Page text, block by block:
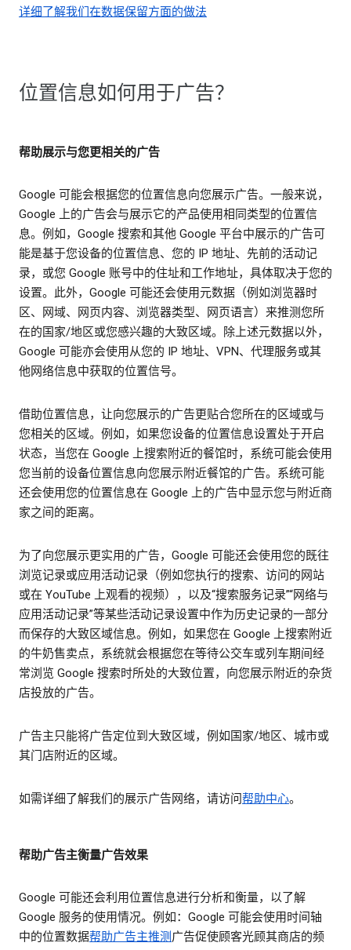
详细了解我们在数据保留方面的做法
位置信息如何用于广告？
帮助展示与您更相关的广告
Google 可能会根据您的位置信息向您展示广告。一般来说，
Google 上的广告会与展示它的产品使用相同类型的位置信
息。例如，Google 搜索和其他 Google 平台中展示的广告可
能是基于您设备的位置信息、您的 IP 地址、先前的活动记
录，或您 Google 账号中的住址和工作地址，具体取决于您的
设置。此外，Google 可能还会使用元数据（例如浏览器时
区、网域、网页内容、浏览器类型、网页语言）来推测您所
在的国家/地区或您感兴趣的大致区域。除上述元数据以外，
Google 可能亦会使用从您的 IP 地址、VPN、代理服务或其
他网络信息中获取的位置信号。
借助位置信息，让向您展示的广告更贴合您所在的区域或与
您相关的区域。例如，如果您设备的位置信息设置处于开启
状态，当您在 Google 上搜索附近的餐馆时，系统可能会使用
您当前的设备位置信息向您展示附近餐馆的广告。系统可能
还会使用您的位置信息在 Google 上的广告中显示您与附近商
家之间的距离。
为了向您展示更实用的广告，Google 可能还会使用您的既往
浏览记录或应用活动记录（例如您执行的搜索、访问的网站
或在 YouTube 上观看的视频），以及“搜索服务记录”“网络与
应用活动记录”等某些活动记录设置中作为历史记录的一部分
而保存的大致区域信息。例如，如果您在 Google 上搜索附近
的牛奶售卖点，系统就会根据您在等待公交车或列车期间经
常浏览 Google 搜索时所处的大致位置，向您展示附近的杂货
店投放的广告。
广告主只能将广告定位到大致区域，例如国家/地区、城市或
其门店附近的区域。
如需详细了解我们的展示广告网络，请访问帮助中心。
帮助广告主衡量广告效果
Google 可能还会利用位置信息进行分析和衡量，以了解
Google 服务的使用情况。例如：Google 可能会使用时间轴
中的位置数据帮助广告主推测 广告促使顾客光顾其商店的频